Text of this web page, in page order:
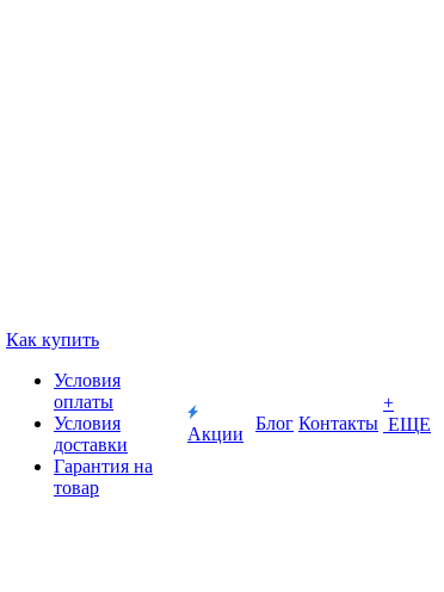
Как купить
Условия
оплаты
Условия
доставки
Гарантия на
товар
Акции
Блог Контакты
+
ЕЩЕ